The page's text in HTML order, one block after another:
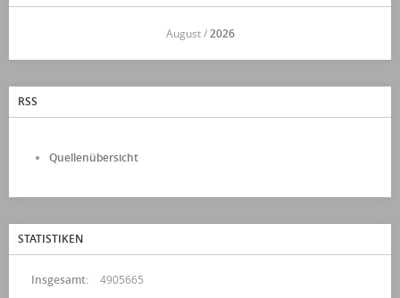
August /2026
RSS
Quellenübersicht
STATISTIKEN
Insgesamt:
4905665